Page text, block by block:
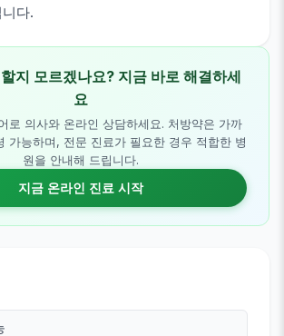
다.
지 모르겠나요? 지금 바로 해결하세
요
로 의사와 온라인 상담하세요. 처방약은 가까
가능하며, 전문 진료가 필요한 경우 적합한 병
원을 안내해 드립니다.
지금 온라인 진료 시작